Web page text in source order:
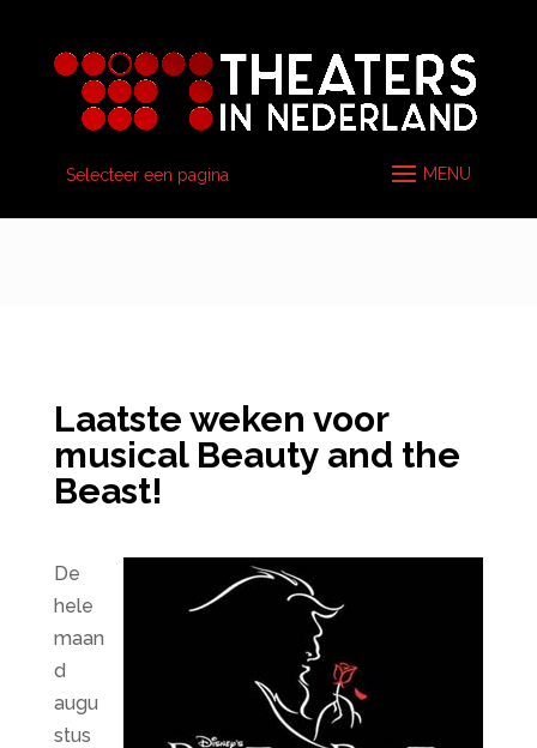
Selecteer een pagina
Laatste weken voor
musical Beauty and the
Beast!
De
hele
maan
d
augu
stus